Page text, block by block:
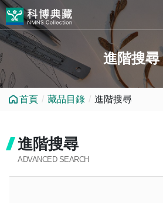
跳到中央內容區塊
進階搜尋
首頁 藏品目錄 進階搜尋
進階搜尋
ADVANCED SEARCH